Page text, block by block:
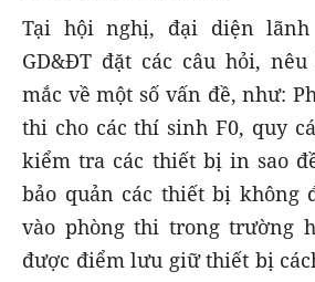
Tại hội nghị, đại diện
GD&ĐT đặt các câu hỏi,
mắc về một số vấn đề, như:
thi cho các thí sinh F0, quy
kiểm tra các thiết bị in sao
bảo quản các thiết bị không
vào phòng thi trong trường
được điểm lưu giữ thiết bị